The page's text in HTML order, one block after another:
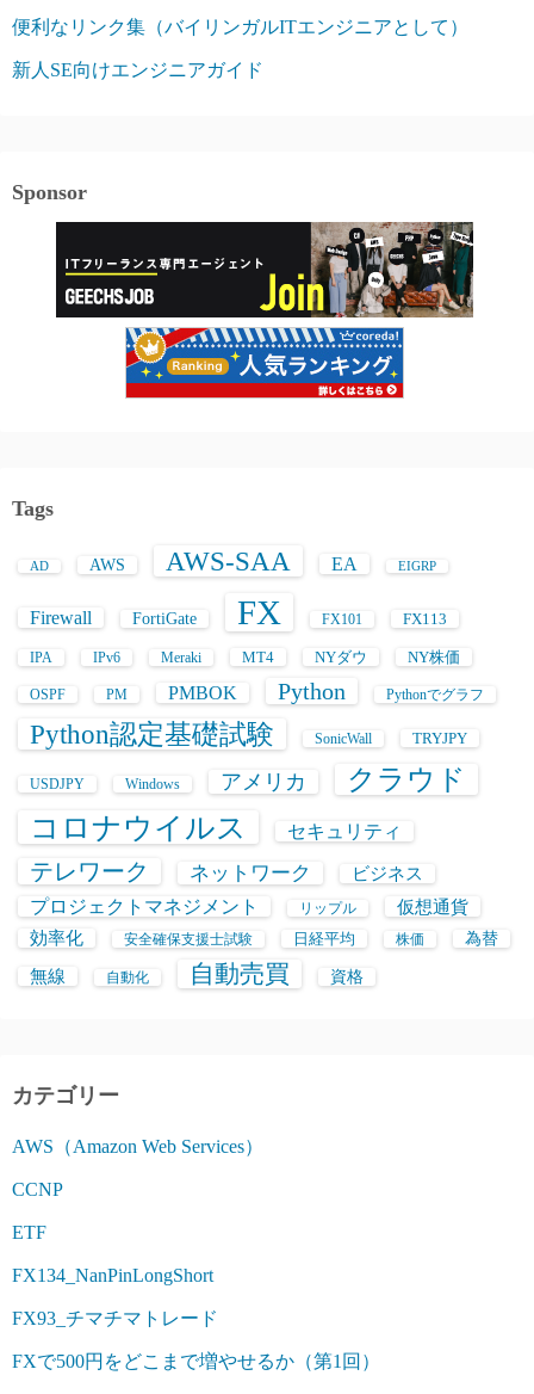
便利なリンク集（バイリンガルITエンジニアとして）
新人SE向けエンジニアガイド
Sponsor
Tags
AD AWS AWS-SAA EA EIGRP
Firewall FortiGate FX FX101 FX113
IPA IPv6 Meraki MT4 NYダウ NY株価
OSPF PM PMBOK Python Pythonでグラフ
Python認定基礎試験 SonicWall TRYJPY
USDJPY Windows アメリカ クラウド
コロナウイルス セキュリティ
テレワーク ネットワーク ビジネス
プロジェクトマネジメント リップル 仮想通貨
効率化 安全確保支援士試験 日経平均 株価 為替
無線 自動化 自動売買 資格
カテゴリー
AWS（Amazon Web Services）
CCNP
ETF
FX134_NanPinLongShort
FX93_チマチマトレード
FXで500円をどこまで増やせるか（第1回）